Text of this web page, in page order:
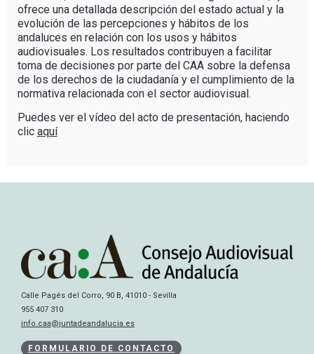
ofrece una detallada descripción del estado actual y la
evolución de las percepciones y hábitos de los
andaluces en relación con los usos y hábitos
audiovisuales. Los resultados contribuyen a facilitar
toma de decisiones por parte del CAA sobre la defensa
de los derechos de la ciudadanía y el cumplimiento de la
normativa relacionada con el sector audiovisual.
Puedes ver el vídeo del acto de presentación, haciendo
clic aquí
Calle Pagés del Corro, 90 B, 41010 - Sevilla
955 407 310
info.caa@juntadeandalucia.es
FORMULARIO DE CONTACTO